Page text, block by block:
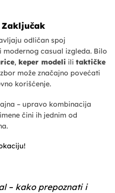
Zaključak
odličan spoj
casual izgleda. Bilo
, keper modeli ili taktičke
može značajno povećati
korišćenje.
– upravo kombinacija
čini ih jednim od
– kako prepoznati i